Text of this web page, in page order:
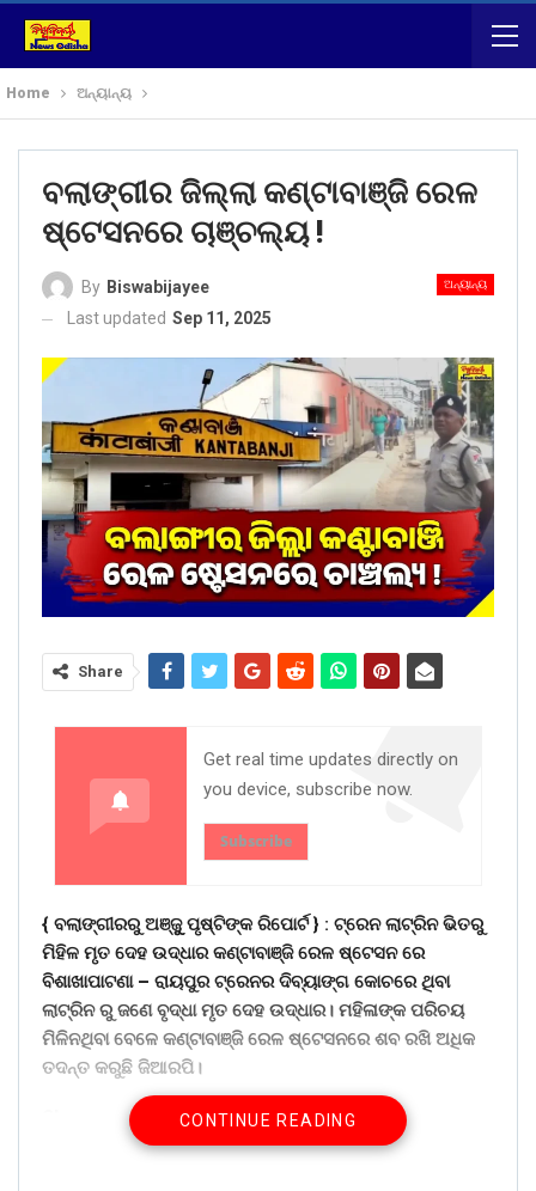
Home ଅନ୍ୟାନ୍ୟ
ବଲାଙ୍ଗୀର ଜିଲ୍ଲା କଣ୍ଟାବାଞ୍ଜି ରେଳ
ଷ୍ଟେସନରେ ଚାଞ୍ଚଲ୍ୟ !
ଅନ୍ୟାନ୍ୟ
By Biswabijayee
Last updated Sep 11, 2025
Share
Get real time updates directly on
you device, subscribe now.
Subscribe
{ ବଲାଙ୍ଗୀରରୁ ଅଞ୍ଜୁୁ ପୃଷ୍ଟିଙ୍କ ରିପୋର୍ଟ } : ଟ୍ରେନ ଲାଟ୍ରିନ ଭିତରୁ
ମିହିଳ ମୃତ ଦେହ ଉଦ୍ଧାର କଣ୍ଟାବାଞ୍ଜି ରେଳ ଷ୍ଟେସନ ରେ
ବିଶାଖାପାଟଣା – ରାୟପୁର ଟ୍ରେନର ଦିବ୍ୟାଙ୍ଗ କୋଚରେ ଥିବା
ଲାଟ୍ରିନ ରୁ ଜଣେ ବୃଦ୍ଧା ମୃତ ଦେହ ଉଦ୍ଧାର। ମହିଳାଙ୍କ ପରିଚୟ
ମିଳିନଥିବା ବେଳେ କଣ୍ଟାବାଞ୍ଜି ରେଳ ଷ୍ଟେସନରେ ଶବ ରଖି ଅଧିକ
ତଦନ୍ତ କରୁଛି ଜିଆରପି।
WhatsApp
CONTINUE READING